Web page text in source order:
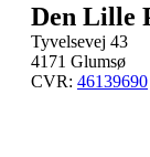
Den Lille
Tyvelsevej 43
4171 Glumsø
CVR: 46139690